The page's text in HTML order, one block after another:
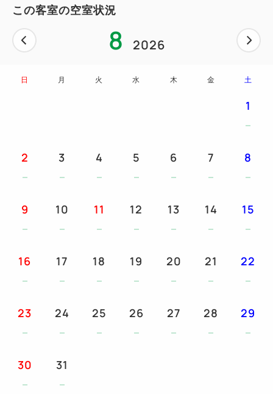
長21時間ステイ
■全室VODシアター無料サービス
この客室の空室状況
8 2026
日 月 火 水 木 金 土
1
2 3 4 5 6 7 8
9 10 11 12 13 14 15
16 17 18 19 20 21 22
23 24 25 26 27 28 29
30 31